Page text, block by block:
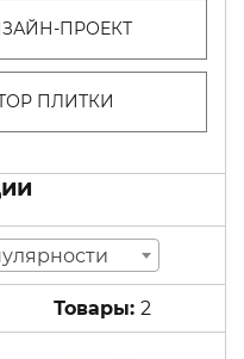
ПРОЕКТ
ПЛИТКИ
2